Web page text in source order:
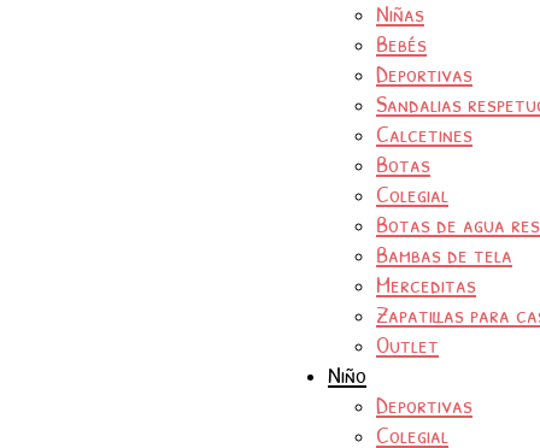
Niñas
Bebés
Deportivas
Sandalias
Calcetines
Botas
Colegial
Botas de agua
Bambas de tela
Merceditas
Zapatillas para
Outlet
Niño
Deportivas
Colegial